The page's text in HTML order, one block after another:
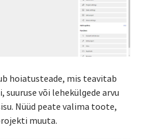
hoiatusteade, mis teavitab
või lehekülgede arvu
Nüüd peate valima toote,
muuta.